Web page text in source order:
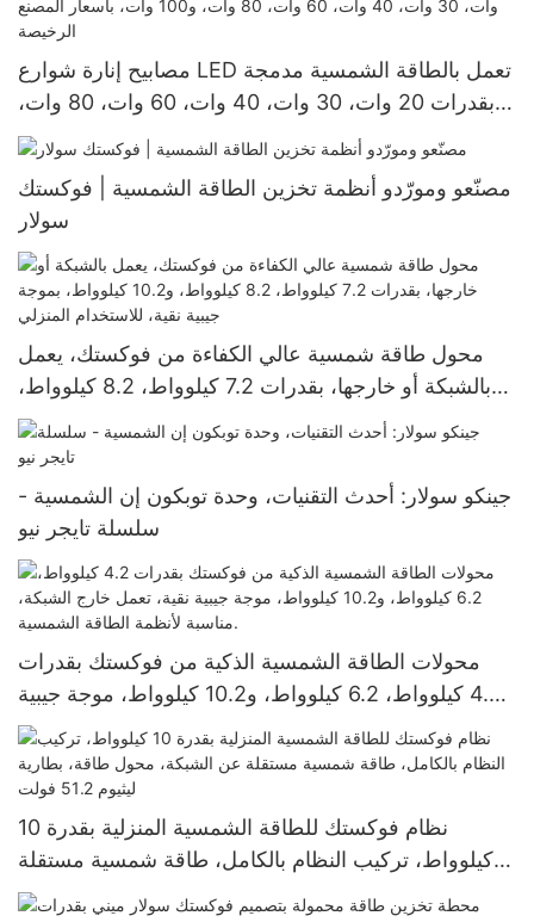
مصابيح إنارة شوارع LED تعمل بالطاقة الشمسية مدمجة
بقدرات 20 وات، 30 وات، 40 وات، 60 وات، 80 وات،
مصنّعو ومورّدو أنظمة تخزين الطاقة الشمسية | فوكستك
سولار
محول طاقة شمسية عالي الكفاءة من فوكستك، يعمل
بالشبكة أو خارجها، بقدرات 7.2 كيلوواط، 8.2 كيلوواط،
جينكو سولار: أحدث التقنيات، وحدة توبكون إن الشمسية -
سلسلة تايجر نيو
محولات الطاقة الشمسية الذكية من فوكستك بقدرات
4.2 كيلوواط، 6.2 كيلوواط، و10.2 كيلوواط، موجة جيبية
نقية، تعمل خارج الشبكة، مناسبة لأنظمة الطاقة
الشمسية.
نظام فوكستك للطاقة الشمسية المنزلية بقدرة 10
كيلوواط، تركيب النظام بالكامل، طاقة شمسية مستقلة
عن الشبكة، محول طاقة، بطارية ليثيوم 51.2 فولت